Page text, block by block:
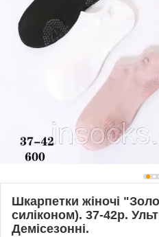
Шкарпетки жіночі
силіконом). 37-42р.
Демісезонні.